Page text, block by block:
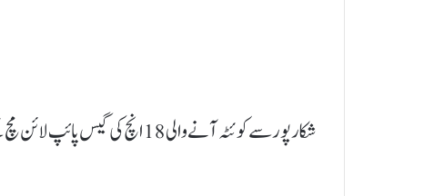
شکارپور سے کوئٹہ آنے والی 18 انچ کی گیس پائپ لائن مچ کے قریب تباہ ہو گئی۔